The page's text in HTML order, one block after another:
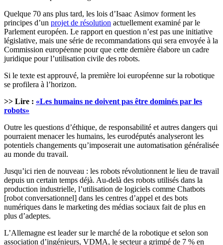
Quelque 70 ans plus tard, les lois d’Isaac Asimov forment les
principes d’un projet de résolution actuellement examiné par le
Parlement européen. Le rapport en question n’est pas une initiative
législative, mais une série de recommandations qui sera envoyée à la
Commission européenne pour que cette dernière élabore un cadre
juridique pour l’utilisation civile des robots.
Si le texte est approuvé, la première loi européenne sur la robotique
se profilera à l’horizon.
>> Lire : «Les humains ne doivent pas être dominés par les
robots»
Outre les questions d’éthique, de responsabilité et autres dangers qui
pourraient menacer les humains, les eurodéputés analyseront les
potentiels changements qu’imposerait une automatisation généralisée
au monde du travail.
Jusqu’ici rien de nouveau : les robots révolutionnent le lieu de travail
depuis un certain temps déjà. Au-delà des robots utilisés dans la
production industrielle, l’utilisation de logiciels comme Chatbots
[robot conversationnel] dans les centres d’appel et des bots
numériques dans le marketing des médias sociaux fait de plus en
plus d’adeptes.
L’Allemagne est leader sur le marché de la robotique et selon son
association d’ingénieurs, VDMA, le secteur a grimpé de 7 % en